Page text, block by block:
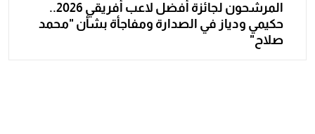
المرشحون لجائزة أفضل لاعب أفريقي 2026..
حكيمي ودياز في الصدارة ومفاجأة بشأن "محمد
صلاح"